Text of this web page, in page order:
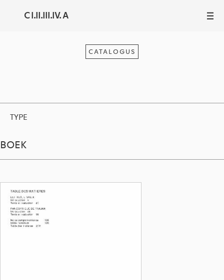
C I.II.III.IV. A III
CATALOGUS
TYPE
BOEK